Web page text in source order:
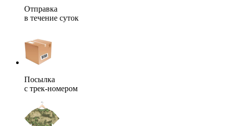
Отправка
в течение суток
Посылка
с трек-номером